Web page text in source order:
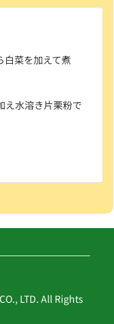
白菜を加えて煮
え水溶き片栗粉で
LTD. All Rights